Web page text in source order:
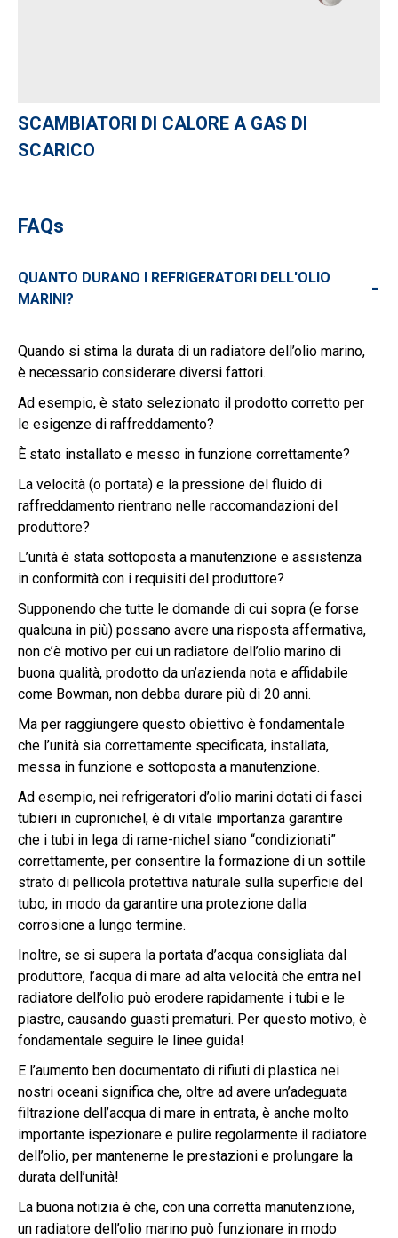
SCAMBIATORI DI CALORE A GAS DI
SCARICO
FAQs
QUANTO DURANO I REFRIGERATORI DELL'OLIO
MARINI?
-
Quando si stima la durata di un radiatore dell’olio marino,
è necessario considerare diversi fattori.
Ad esempio, è stato selezionato il prodotto corretto per
le esigenze di raffreddamento?
È stato installato e messo in funzione correttamente?
La velocità (o portata) e la pressione del fluido di
raffreddamento rientrano nelle raccomandazioni del
produttore?
L’unità è stata sottoposta a manutenzione e assistenza
in conformità con i requisiti del produttore?
Supponendo che tutte le domande di cui sopra (e forse
qualcuna in più) possano avere una risposta affermativa,
non c’è motivo per cui un radiatore dell’olio marino di
buona qualità, prodotto da un’azienda nota e affidabile
come Bowman, non debba durare più di 20 anni.
Ma per raggiungere questo obiettivo è fondamentale
che l’unità sia correttamente specificata, installata,
messa in funzione e sottoposta a manutenzione.
Ad esempio, nei refrigeratori d’olio marini dotati di fasci
tubieri in cupronichel, è di vitale importanza garantire
che i tubi in lega di rame-nichel siano “condizionati”
correttamente, per consentire la formazione di un sottile
strato di pellicola protettiva naturale sulla superficie del
tubo, in modo da garantire una protezione dalla
corrosione a lungo termine.
Inoltre, se si supera la portata d’acqua consigliata dal
produttore, l’acqua di mare ad alta velocità che entra nel
radiatore dell’olio può erodere rapidamente i tubi e le
piastre, causando guasti prematuri. Per questo motivo, è
fondamentale seguire le linee guida!
E l’aumento ben documentato di rifiuti di plastica nei
nostri oceani significa che, oltre ad avere un’adeguata
filtrazione dell’acqua di mare in entrata, è anche molto
importante ispezionare e pulire regolarmente il radiatore
dell’olio, per mantenerne le prestazioni e prolungare la
durata dell’unità!
La buona notizia è che, con una corretta manutenzione,
un radiatore dell’olio marino può funzionare in modo